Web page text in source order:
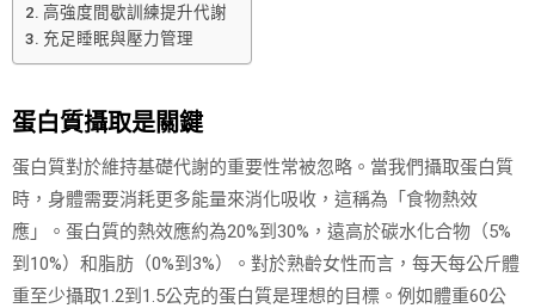
高強度間歇訓練提升代謝
充足睡眠與壓力管理
蛋白質攝取是關鍵
蛋白質對於維持基礎代謝的重要性常被忽略。當我們攝取蛋白質
時，身體需要消耗更多能量來消化吸收，這稱為「食物熱效
應」。蛋白質的熱效應約為20%到30%，遠高於碳水化合物（5%
到10%）和脂肪（0%到3%）。對於熟齡女性而言，每天每公斤體
重至少攝取1.2到1.5公克的蛋白質是理想的目標。例如體重60公